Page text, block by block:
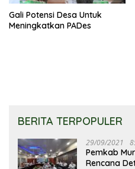
Gali Potensi Desa Untuk
Meningkatkan PADes
BERITA TERPOPULER
29/09/2021
Pemkab
Rencana